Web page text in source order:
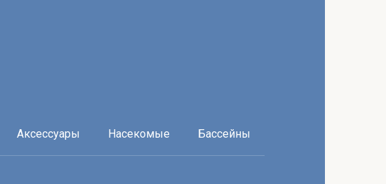
Аксессуары Насекомые Бассейны